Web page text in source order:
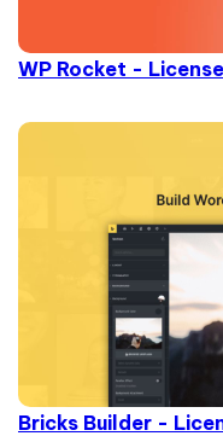
WP Rocket -
Bricks Builder -